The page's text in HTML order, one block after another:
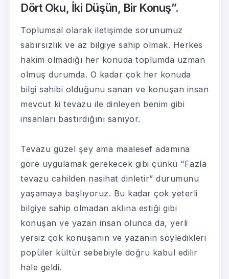
Dört Oku, İki Düşün, Bir Konuş”.
Toplumsal olarak iletişimde sorunumuz
sabırsızlık ve az bilgiye sahip olmak. Herkes
hakim olmadığı her konuda toplumda uzman
olmuş durumda. O kadar çok her konuda
bilgi sahibi olduğunu sanan ve konuşan insan
mevcut ki tevazu ile dinleyen benim gibi
insanları bastırdığını sanıyor.
Tevazu güzel şey ama maalesef adamına
göre uygulamak gerekecek gibi çünkü “Fazla
tevazu cahilden nasihat dinletir” durumunu
yaşamaya başlıyoruz. Bu kadar çok yeterli
bilgiye sahip olmadan aklına estiği gibi
konuşan ve yazan insan olunca da, yerli
yersiz çok konuşanın ve yazanın söyledikleri
popüler kültür sebebiyle doğru kabul edilir
hale geldi.